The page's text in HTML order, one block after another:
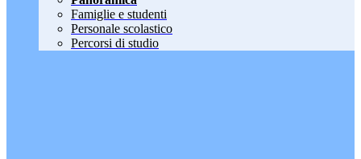
Famiglie e studenti
Personale scolastico
Percorsi di studio